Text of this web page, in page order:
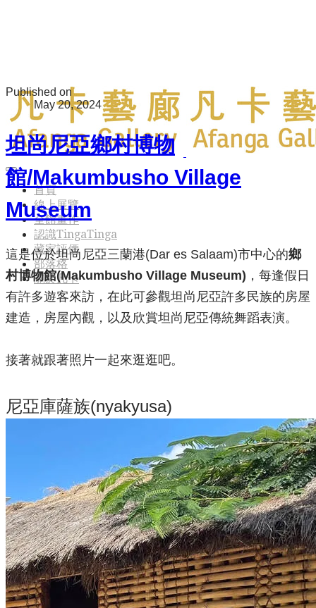
首頁
線上展覽
全館畫作
認識TingaTinga
藏家評價
部落格
關於凡卡
Published on
May 20, 2024
坦尚尼亞鄉村博物
館/Makumbusho Village
Museum
這是位於坦尚尼亞三蘭港(Dar es Salaam)市中心的鄉
村博物館(Makumbusho Village Museum) ，每逢假日
有許多遊客來訪，在此可參觀坦尚尼亞許多民族的房屋
建造，房屋內觀，以及欣賞坦尚尼亞傳統舞蹈表演。
接著就跟著照片一起來逛逛吧。
尼亞庫薩族(nyakyusa)